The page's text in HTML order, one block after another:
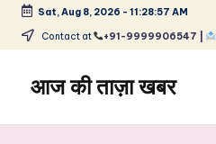
Skip
content
Sat, Aug 8, 2026 - 11:28:57 AM
Contact at +91-9999906547 |
आज की ताज़ा खबर